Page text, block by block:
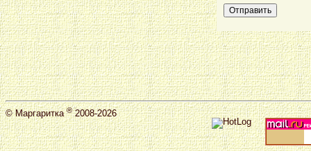
©Маргаритка®2008-2026